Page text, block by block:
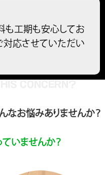
も工期も安心してお
対応させていただい
なお悩みありませんか？
ていませんか？